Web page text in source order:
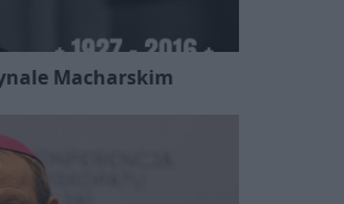
Macharskim